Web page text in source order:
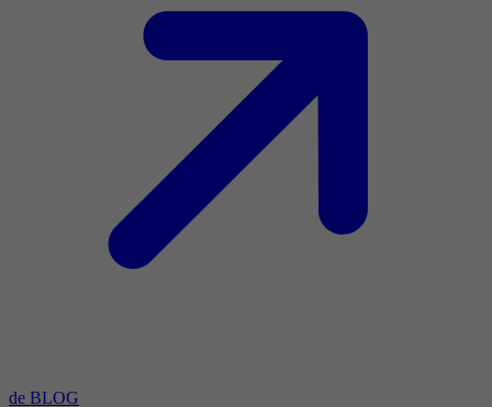
de BLOG